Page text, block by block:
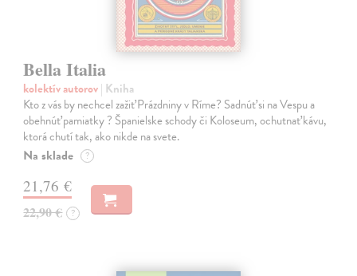
Bella Italia
kolektív autorov| Kniha
Kto z vás by nechcel zažiť Prázdniny v Ríme? Sadnúť si na Vespu a
obehnúť pamiatky ? Španielske schody či Koloseum, ochutnať kávu,
ktorá chutí tak, ako nikde na svete.
Na sklade ?
21,76 €
22,90 € ?